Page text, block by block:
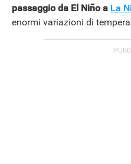
passaggio da El Niño a La
enormi variazioni di